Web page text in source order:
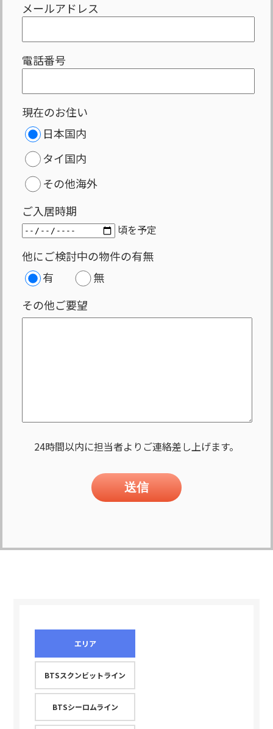
メールアドレス
電話番号
現在のお住い
日本国内
タイ国内
その他海外
ご入居時期
頃を予定
他にご検討中の物件の有無
有
無
その他ご要望
24時間以内に担当者よりご連絡差し上げます。
エリア
BTSスクンビットライン
BTSシーロムライン